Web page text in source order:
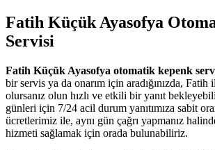
Fatih Küçük Ayasofya
Servisi
Fatih Küçük Ayasofya otomatik kepenk
bir servis ya da onarım için aradığınızda, Fatih
olursanız olun hızlı ve etkili bir yanıt
günleri için 7/24 acil durum yanıtımıza sabit
ücretlerimiz ile, aynı gün çağrı yapmanız
hizmeti sağlamak için orada bulunabiliriz.